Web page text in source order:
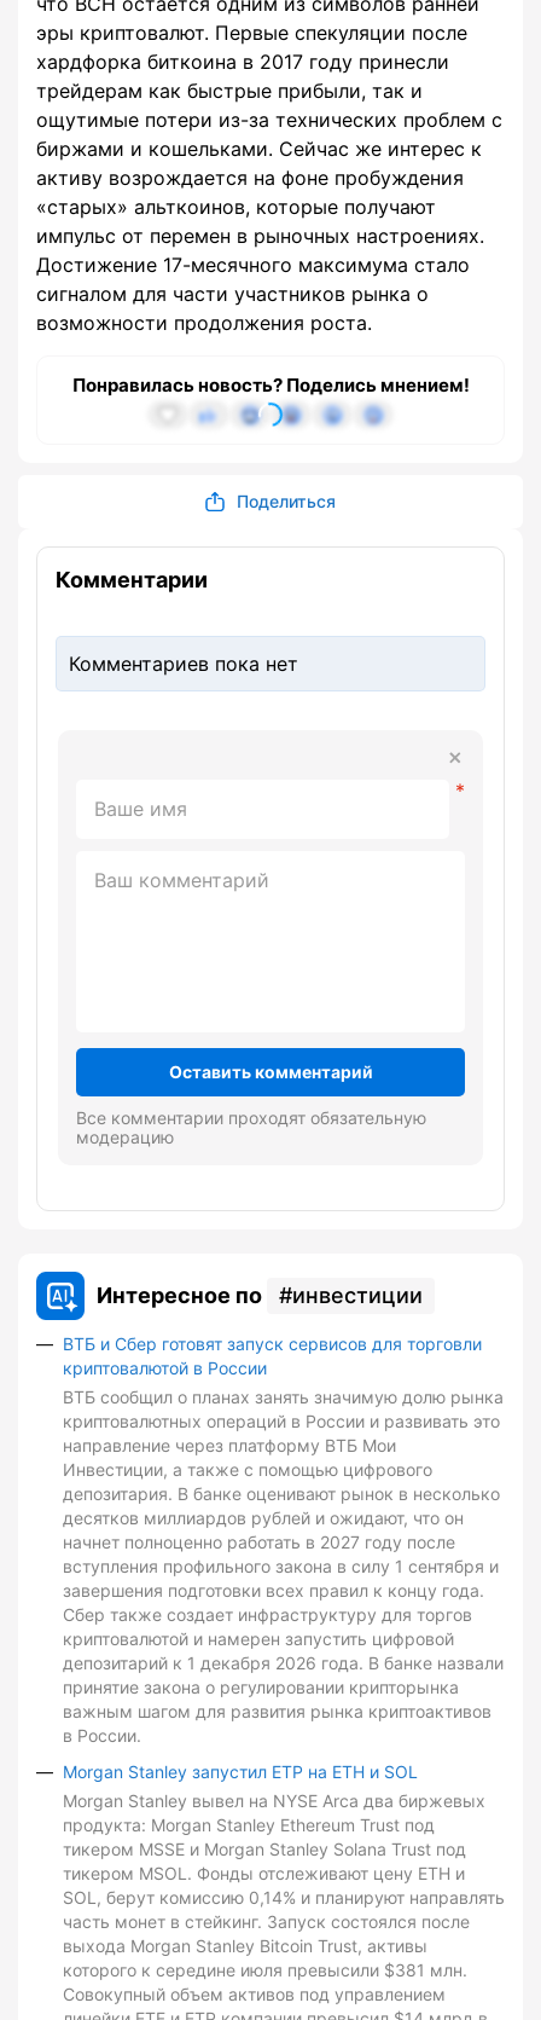
эры криптовалют. Первые спекуляции после
хардфорка биткоина в 2017 году принесли
трейдерам как быстрые прибыли, так и
ощутимые потери из-за технических проблем с
биржами и кошельками. Сейчас же интерес к
активу возрождается на фоне пробуждения
«старых» альткоинов, которые получают
импульс от перемен в рыночных настроениях.
Достижение 17-месячного максимума стало
сигналом для части участников рынка о
возможности продолжения роста.
Понравилась новость? Поделись мнением!
Поделиться
Комментарии
Комментариев пока нет
Оставить комментарий
Все комментарии проходят обязательную
модерацию
Интересное по инвестиции
ВТБ и Сбер готовят запуск сервисов для торговли
криптовалютой в России
ВТБ сообщил о планах занять значимую долю рынка
криптовалютных операций в России и развивать это
направление через платформу ВТБ Мои
Инвестиции, а также с помощью цифрового
депозитария. В банке оценивают рынок в несколько
десятков миллиардов рублей и ожидают, что он
начнет полноценно работать в 2027 году после
вступления профильного закона в силу 1 сентября и
завершения подготовки всех правил к концу года.
Сбер также создает инфраструктуру для торгов
криптовалютой и намерен запустить цифровой
депозитарий к 1 декабря 2026 года. В банке назвали
принятие закона о регулировании крипторынка
важным шагом для развития рынка криптоактивов
в России.
Morgan Stanley запустил ETP на ETH и SOL
Morgan Stanley вывел на NYSE Arca два биржевых
продукта: Morgan Stanley Ethereum Trust под
тикером MSSE и Morgan Stanley Solana Trust под
тикером MSOL. Фонды отслеживают цену ETH и
SOL, берут комиссию 0,14% и планируют направлять
часть монет в стейкинг. Запуск состоялся после
выхода Morgan Stanley Bitcoin Trust, активы
которого к середине июля превысили $381 млн.
Совокупный объем активов под управлением